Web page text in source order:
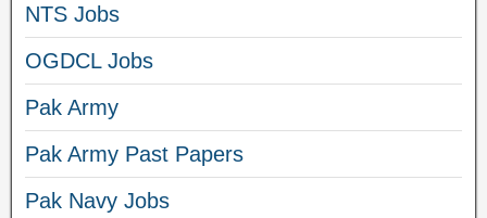
NTS Jobs
OGDCL Jobs
Pak Army
Pak Army Past Papers
Pak Navy Jobs